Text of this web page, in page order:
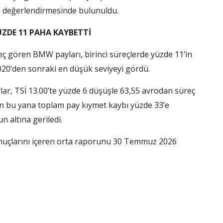
değerlendirmesinde bulunuldu.
11 PAHA KAYBETTİ
gören BMW payları, birinci süreçlerde yüzde 11’in
sonraki en düşük seviyeyi gördü.
TSİ 13.00’te yüzde 6 düşüşle 63,55 avrodan süreç
yana toplam pay kıymet kaybı yüzde 33’e
altına geriledi.
içeren orta raporunu 30 Temmuz 2026